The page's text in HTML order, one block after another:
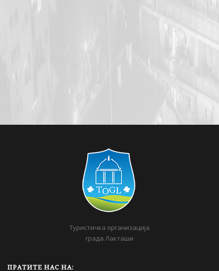
Туристичка организација
града Лакташи
ПРАТИТЕ НАС НА: